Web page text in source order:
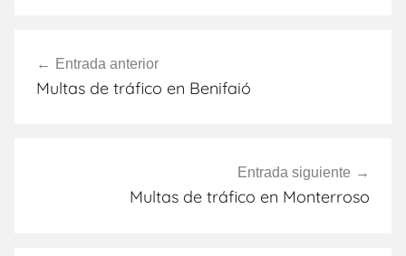
de
Entrada anterior
Multas de tráfico en Benifaió
Entrada siguiente
Multas de tráfico en Monterroso